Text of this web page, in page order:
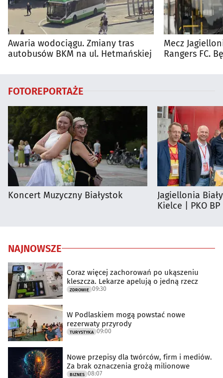
Awaria wodociągu. Zmiany tras
autobusów BKM na ul. Hetmańskiej
Mecz
Rangers FC.
FOTOREPORTAŻE
Koncert Muzyczny Białystok
Jagiellonia
Kielce | PKO
NAJNOWSZE
Coraz więcej zachorowań po ukąszeniu
kleszcza. Lekarze apelują o jedną rzecz
ZDROWIE 09:30
W Podlaskiem mogą powstać nowe
rezerwaty przyrody
TURYSTYKA 09:00
Nowe przepisy dla twórców, firm i mediów.
Za brak oznaczenia grożą milionowe
BIZNES 08:07